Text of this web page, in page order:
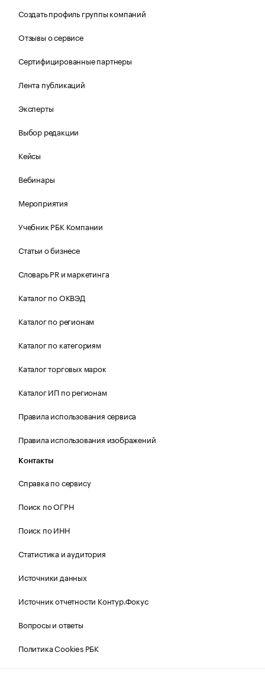
Создать профиль группы компаний
Отзывы о сервисе
Сертифицированные партнеры
Лента публикаций
Эксперты
Выбор редакции
Кейсы
Вебинары
Мероприятия
Учебник РБК Компании
Статьи о бизнесе
Словарь PR и маркетинга
Каталог по ОКВЭД
Каталог по регионам
Каталог по категориям
Каталог торговых марок
Каталог ИП по регионам
Правила использования сервиса
Правила использования изображений
Контакты
Справка по сервису
Поиск по ОГРН
Поиск по ИНН
Статистика и аудитория
Источники данных
Источник отчетности Контур.Фокус
Вопросы и ответы
Политика Cookies РБК